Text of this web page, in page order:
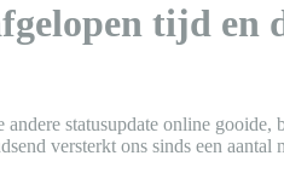
tijd en
statusupdate online
versterkt ons sinds een